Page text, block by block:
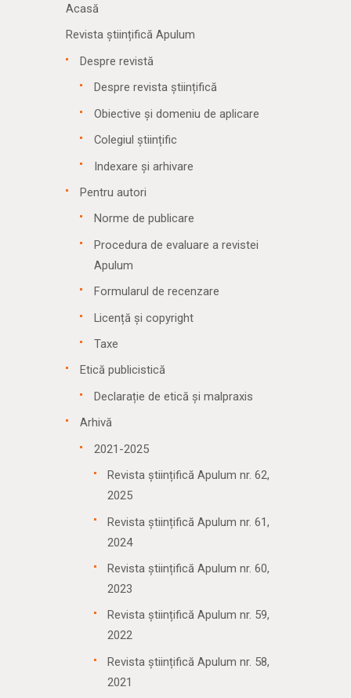
Acasă
Revista științifică Apulum
Despre revistă
Despre revista științifică
Obiective și domeniu de aplicare
Colegiul științific
Indexare și arhivare
Pentru autori
Norme de publicare
Procedura de evaluare a revistei
Apulum
Formularul de recenzare
Licență și copyright
Taxe
Etică publicistică
Declarație de etică și malpraxis
Arhivă
2021-2025
Revista științifică Apulum nr. 62,
2025
Revista științifică Apulum nr. 61,
2024
Revista științifică Apulum nr. 60,
2023
Revista științifică Apulum nr. 59,
2022
Revista științifică Apulum nr. 58,
2021